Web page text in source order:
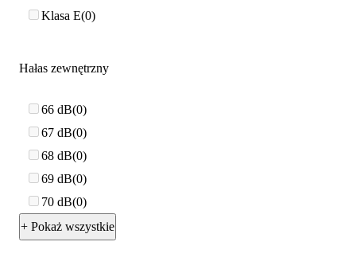
Klasa E 0
Hałas zewnętrzny
66 dB 0
67 dB 0
68 dB 0
69 dB 0
70 dB 0
+ Pokaż wszystkie